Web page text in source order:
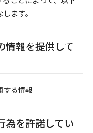
ます。
情報を提供して
する情報
為を許諾してい